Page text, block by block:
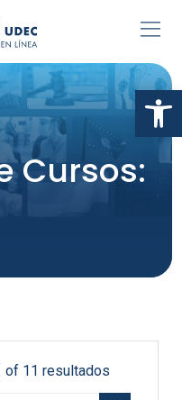
Cursos:
of 11 resultados